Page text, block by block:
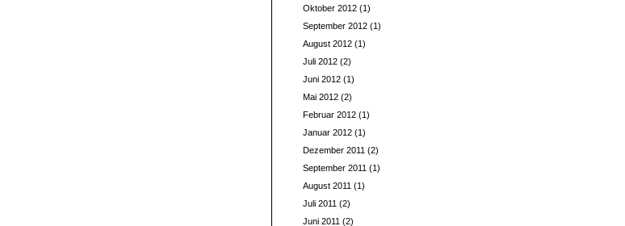
Oktober 2012(1)
September 2012(1)
August 2012(1)
Juli 2012(2)
Juni 2012(1)
Mai 2012(2)
Februar 2012(1)
Januar 2012(1)
Dezember 2011 (2)
September 2011 (1)
August 2011 (1)
Juli 2011 (2)
Juni 2011 (2)